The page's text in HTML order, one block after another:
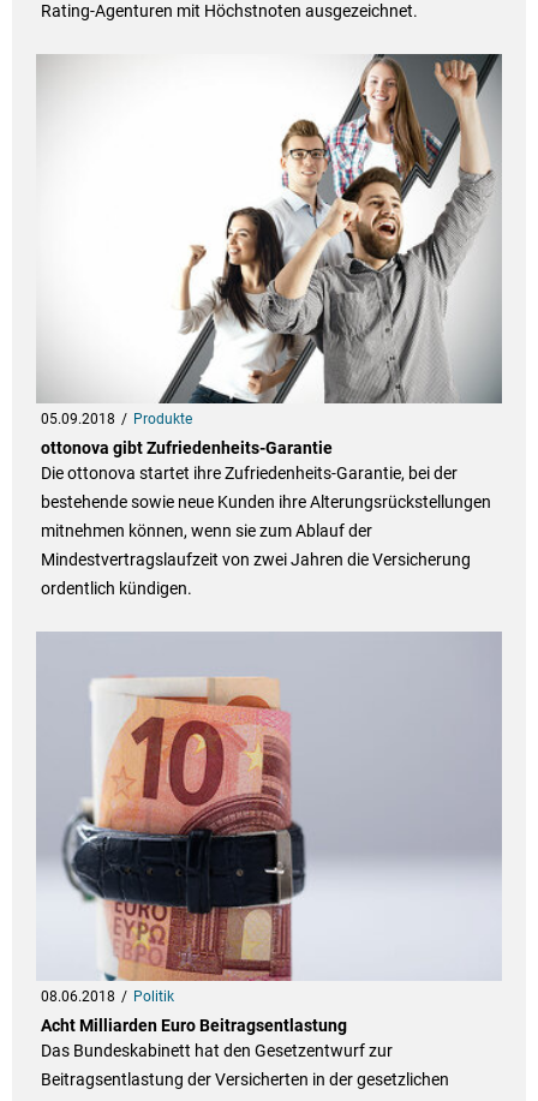
Rating-Agenturen mit Höchstnoten ausgezeichnet.
05.09.2018 Produkte
ottonova gibt Zufriedenheits-Garantie
Die ottonova startet ihre Zufriedenheits-Garantie, bei der
bestehende sowie neue Kunden ihre Alterungsrückstellungen
mitnehmen können, wenn sie zum Ablauf der
Mindestvertragslaufzeit von zwei Jahren die Versicherung
ordentlich kündigen.
08.06.2018 Politik
Acht Milliarden Euro Beitragsentlastung
Das Bundeskabinett hat den Gesetzentwurf zur
Beitragsentlastung der Versicherten in der gesetzlichen